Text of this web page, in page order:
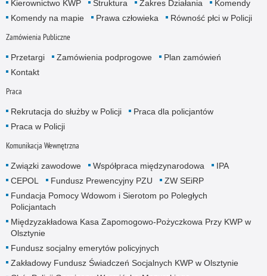
Kierownictwo KWP Struktura Zakres Działania
Komendy
Komendy na mapie
Prawa człowieka Równość płci w Policji
Zamówienia Publiczne
Przetargi Zamówienia podprogowe
Plan zamówień
Kontakt
Praca
Rekrutacja do służby w Policji
Praca dla policjantów
Praca w Policji
Komunikacja Wewnętrzna
Związki zawodowe Współpraca międzynarodowa
IPA
CEPOL
Fundusz Prewencyjny PZU
ZW SEiRP
Fundacja Pomocy Wdowom i Sierotom po Poległych
Policjantach
Międzyzakładowa Kasa Zapomogowo-Pożyczkowa Przy KWP w
Olsztynie
Fundusz socjalny emerytów policyjnych
Zakładowy Fundusz Świadczeń Socjalnych KWP w Olsztynie